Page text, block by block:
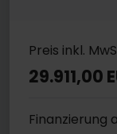
Preis inkl.
29.911,00
Finanzierung